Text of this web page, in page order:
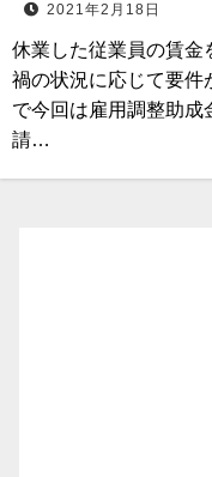
2021年2月18日
休業した従業員の賃金
禍の状況に応じて要件
で今回は雇用調整助成
請…